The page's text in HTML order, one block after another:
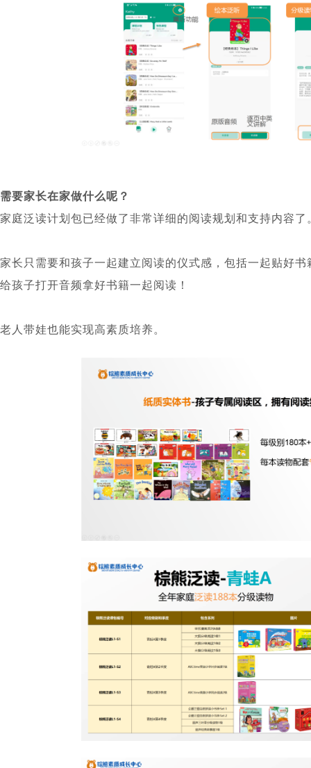
需要家长在家做什么呢？
家庭泛读计划包已经做了非常详细的阅读规划和支持内容了
家长只需要和孩子一起建立阅读的仪式感，包括一起贴好
给孩子打开音频拿好书籍一起阅读！
老人带娃也能实现高素质培养。